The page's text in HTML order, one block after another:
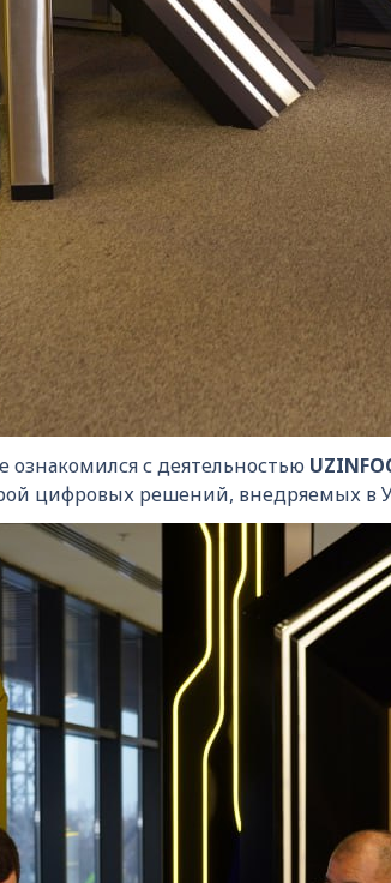
ознакомился с деятельностью
цифровых решений, внедряемых в